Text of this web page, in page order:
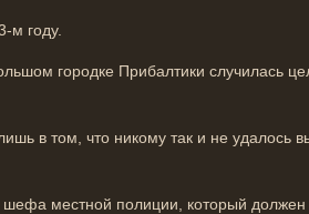
м году.
городке Прибалтики случилась
в том, что никому так и не удалось
местной полиции, который должен